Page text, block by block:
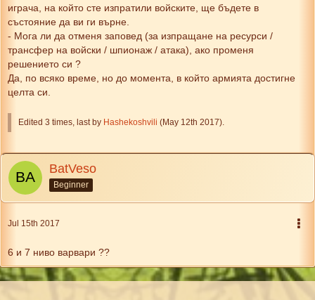
играча, на който сте изпратили войските, ще бъдете в
състояние да ви ги върне.
- Мога ли да отменя заповед (за изпращане на ресурси /
трансфер на войски / шпионаж / атака), ако променя
решението си ?
Да, по всяко време, но до момента, в който армията достигне
целта си.
Edited 3 times, last by Hashekoshvili (May 12th 2017).
BatVeso
Beginner
Jul 15th 2017
6 и 7 ниво варвари ??